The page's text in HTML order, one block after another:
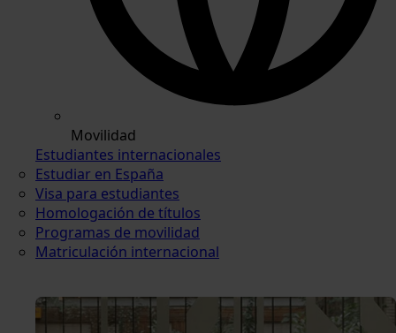
Movilidad
Estudiantes internacionales
Estudiar en España
Visa para estudiantes
Homologación de títulos
Programas de movilidad
Matriculación internacional